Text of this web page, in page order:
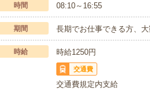
時間 08:10～16:55
期間 長期でお仕事できる方、大
時給 時給1250円
交通費
交通費規定内支給